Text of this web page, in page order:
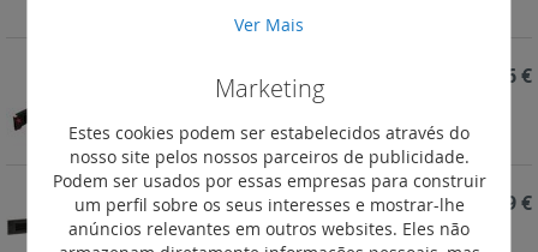
REF. 046530
(Soluclip)
57,16 €
REF. 046528
Painéis passa fios 19" - 1U - Plástico com escova
38,09 €
Ver Mais
Marketing
Estes cookies podem ser estabelecidos através do
nosso site pelos nossos parceiros de publicidade.
Podem ser usados por essas empresas para construir
um perfil sobre os seus interesses e mostrar-lhe
anúncios relevantes em outros websites. Eles não